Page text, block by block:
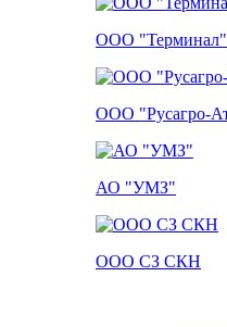
ООО "Терминал"
ООО "Русагро-
АО "УМЗ"
ООО СЗ СКН